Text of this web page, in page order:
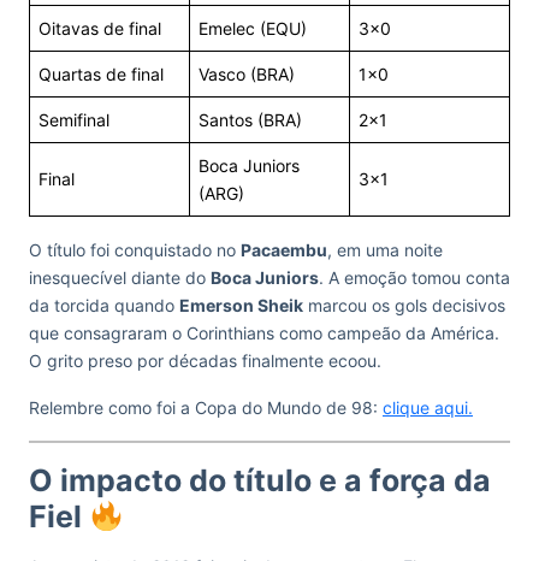
Oitavas de final Emelec (EQU) 3×0
Quartas de final Vasco (BRA) 1×0
Semifinal Santos (BRA) 2×1
Final
Boca Juniors
(ARG)
3×1
O título foi conquistado no Pacaembu, em uma noite
inesquecível diante do Boca Juniors. A emoção tomou conta
da torcida quando Emerson Sheik marcou os gols decisivos
que consagraram o Corinthians como campeão da América.
O grito preso por décadas finalmente ecoou.
Relembre como foi a Copa do Mundo de 98: clique aqui.
O impacto do título e a força da
Fiel